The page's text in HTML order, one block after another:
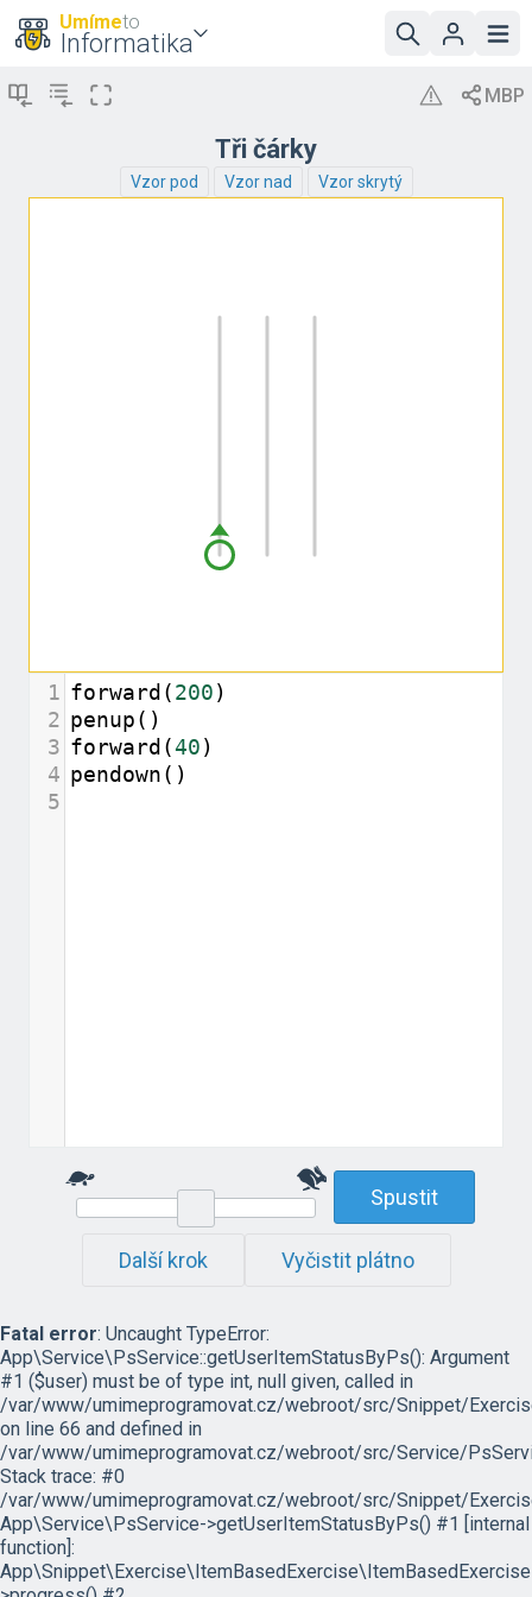
Umímeto
Informatika
Tři čárky
Vzor pod Vzor nad Vzor skrytý
1 forward (200)
2 penup()
3 forward (40)
4 pendown()
5
Spustit
Další krok Vyčistit plátno
Fatal error: Uncaught TypeError:
App\Service\PsService::getUserItemStatusByPs(): Argument
#1 ($user) must be of type int, null given, called in
/var/www/umimeprogramovat.cz/webroot/src/Snippet/
on line 66 and defined in
/var/www/umimeprogramovat.cz/webroot/src/Service/
Stack trace: #0
/var/www/umimeprogramovat.cz/webroot/src/Snippet/
App\Service\PsService->getUserItemStatusByPs() #1 [internal
function]: